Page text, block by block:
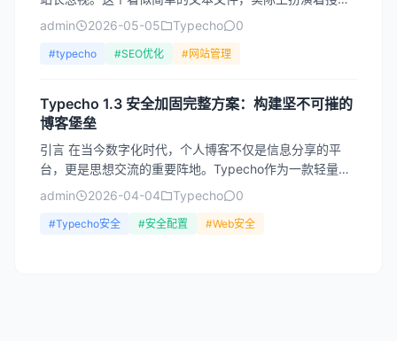
引擎爬虫“交通指挥官”的角色。对于使用 Typecho...
admin 2026-05-05 Typecho 0
#typecho #SEO优化 #网站管理
Typecho 1.3 安全加固完整方案：构建坚不可摧的
博客堡垒
引言 在当今数字化时代，个人博客不仅是信息分享的平
台，更是思想交流的重要阵地。Typecho作为一款轻量
级、高性能的开源博客系统，凭借其简洁优雅的设计和强
admin 2026-04-04 Typecho 0
#Typecho安全 #安全配置 #Web安全